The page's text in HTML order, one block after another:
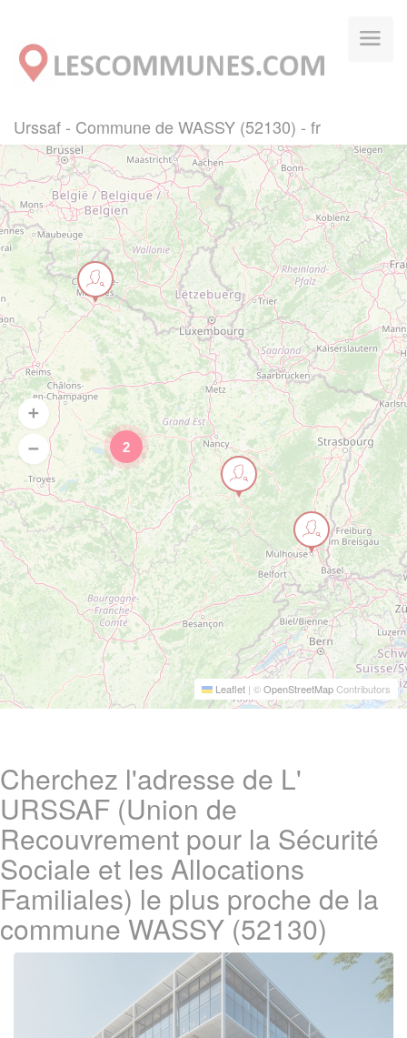
Urssaf - Commune de WASSY (52130) - fr
2
Leaflet | ©OpenStreetMapContributors
Cherchez l'adresse de L'
URSSAF (Union de
Recouvrement pour la Sécurité
Sociale et les Allocations
Familiales) le plus proche de la
commune WASSY (52130)